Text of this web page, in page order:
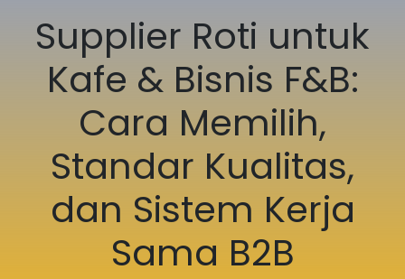
Supplier Roti untuk
Kafe & Bisnis F&B:
Cara Memilih,
Standar Kualitas,
dan Sistem Kerja
Sama B2B